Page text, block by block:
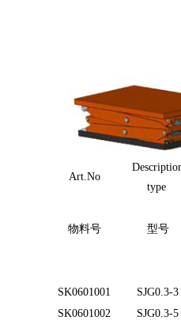
Art.No
type
物料号 型号
SK0601001
SJG0.3-3
SK0601002
SJG0.3-5